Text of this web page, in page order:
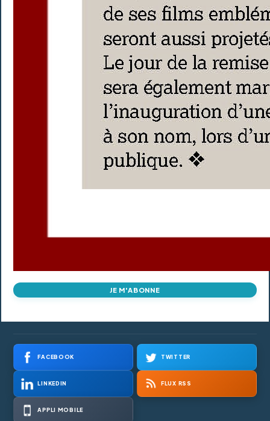
JE M'ABONNE
FACEBOOK TWITTER
LINKEDIN FLUX RSS
APPLI MOBILE